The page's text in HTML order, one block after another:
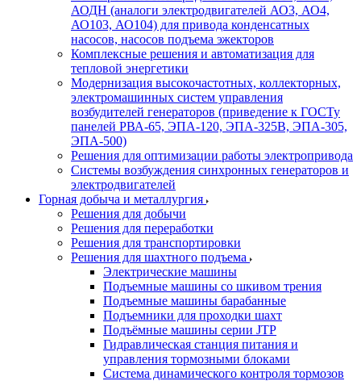
АОДН (аналоги электродвигателей АО3, АО4,
АО103, АО104) для привода конденсатных
насосов, насосов подъема эжекторов
Комплексные решения и автоматизация для
тепловой энергетики
Модернизация высокочастотных, коллекторных,
электромашинных систем управления
возбудителей генераторов (приведение к ГОСТу
панелей РВА-65, ЭПА-120, ЭПА-325В, ЭПА-305,
ЭПА-500)
Решения для оптимизации работы электропривода
Системы возбуждения синхронных генераторов и
электродвигателей
Горная добыча и металлургия
Решения для добычи
Решения для переработки
Решения для транспортировки
Решения для шахтного подъема
Электрические машины
Подъемные машины со шкивом трения
Подъемные машины барабанные
Подъемники для проходки шахт
Подъёмные машины серии JTP
Гидравлическая станция питания и
управления тормозными блоками
Система динамического контроля тормозов